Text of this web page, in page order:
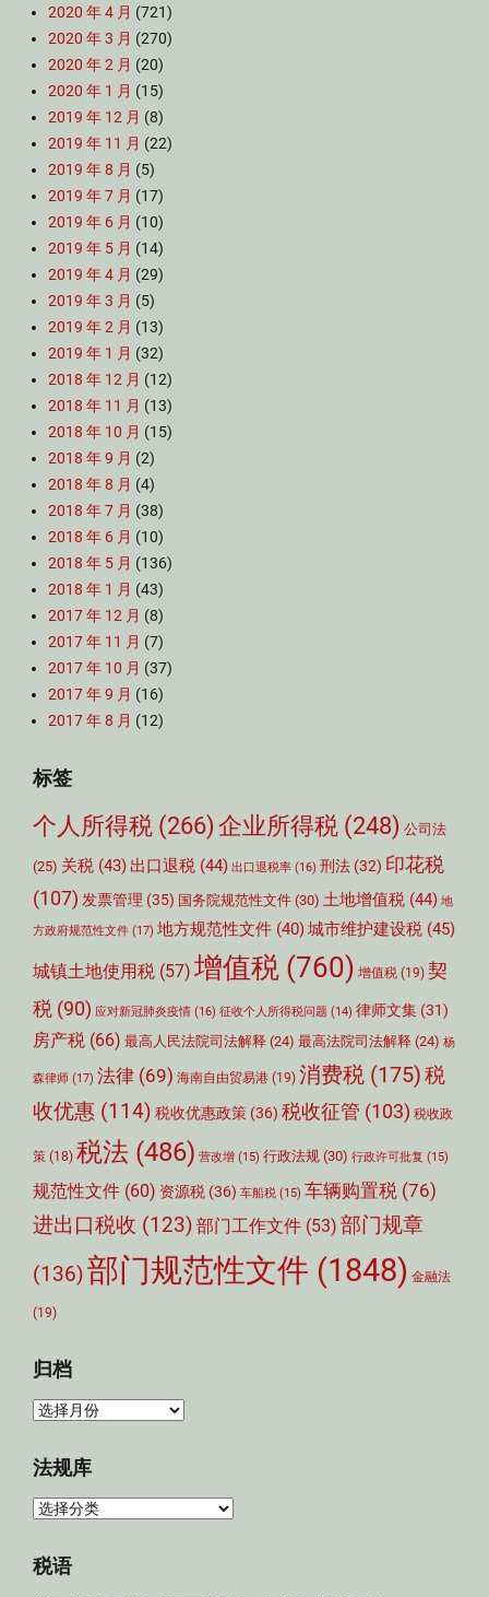
2020 年 4 月 (721)
2020 年 3 月 (270)
2020 年 2 月 (20)
2020 年 1 月 (15)
2019 年 12 月 (8)
2019 年 11 月 (22)
2019 年 8 月 (5)
2019 年 7 月 (17)
2019 年 6 月 (10)
2019 年 5 月 (14)
2019 年 4 月 (29)
2019 年 3 月 (5)
2019 年 2 月 (13)
2019 年 1 月 (32)
2018 年 12 月 (12)
2018 年 11 月 (13)
2018 年 10 月 (15)
2018 年 9 月 (2)
2018 年 8 月 (4)
2018 年 7 月 (38)
2018 年 6 月 (10)
2018 年 5 月 (136)
2018 年 1 月 (43)
2017 年 12 月 (8)
2017 年 11 月 (7)
2017 年 10 月 (37)
2017 年 9 月 (16)
2017 年 8 月 (12)
标签
个人所得税 (266) 企业所得税 (248) 公司法
(25) 关税 (43) 出口退税 (44) 出口退税率 (16) 刑法 (32) 印花税
(107) 发票管理 (35) 国务院规范性文件 (30) 土地增值税 (44) 地
方政府规范性文件 (17) 地方规范性文件 (40)城市维护建设税 (45)
城镇土地使用税 (57) 增值税 (760) 增值税 (19) 契
税 (90) 应对新冠肺炎疫情 (16) 征收个人所得税问题 (14) 律师文集 (31)
房产税 (66) 最高人民法院司法解释 (24) 最高法院司法解释 (24) 杨
森律师 (17) 法律 (69) 海南自由贸易港 (19) 消费税 (175)税
收优惠 (114) 税收优惠政策 (36) 税收征管 (103) 税收政
策 (18) 税法 (486) 营改增 (15) 行政法规 (30) 行政许可批复 (15)
规范性文件 (60) 资源税 (36) 车船税 (15) 车辆购置税 (76)
进出口税收 (123) 部门工作文件 (53) 部门规章
(136)部门规范性文件 (1848) 金融法
(19)
归档
归
法规库
法
库
税语